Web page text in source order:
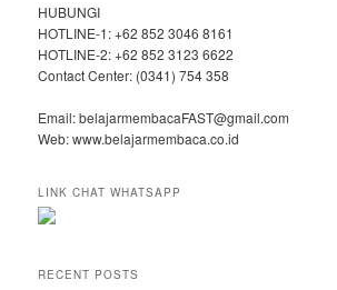
HUBUNGI
HOTLINE-1: +62 852 3046 8161
HOTLINE-2: +62 852 3123 6622
Contact Center: (0341) 754 358
Email: belajarmembacaFAST@gmail.com
Web: www.belajarmembaca.co.id
LINK CHAT WHATSAPP
RECENT POSTS